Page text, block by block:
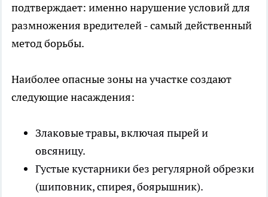
подтверждает: именно нарушение условий для
размножения вредителей - самый действенный
метод борьбы.
Наиболее опасные зоны на участке создают
следующие насаждения:
Злаковые травы, включая пырей и
овсяницу.
Густые кустарники без регулярной обрезки
(шиповник, спирея, боярышник).